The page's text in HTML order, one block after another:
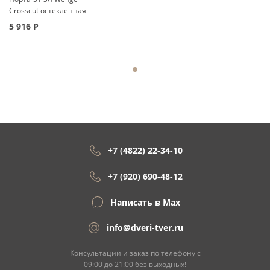
Crosscut остекленная
5 916 Р
+7 (4822) 22-34-10
+7 (920) 690-48-12
Написать в Max
info@dveri-tver.ru
Консультации и заказ по телефону с
09:00 до 21:00 без выходных!